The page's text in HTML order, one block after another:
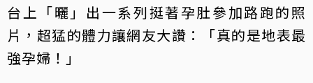
台上「曬」出一系列挺著孕肚參加路跑的照
片，超猛的體力讓網友大讚：「真的是地表最
強孕婦！」